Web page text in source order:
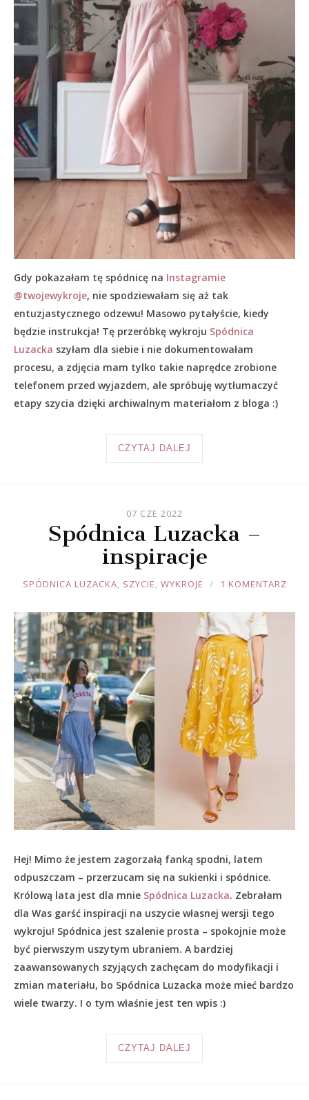
Gdy pokazałam tę spódnicę na Instagramie
@twojewykroje, nie spodziewałam się aż tak
entuzjastycznego odzewu! Masowo pytałyście, kiedy
będzie instrukcja! Tę przeróbkę wykroju Spódnica
Luzacka szyłam dla siebie i nie dokumentowałam
procesu, a zdjęcia mam tylko takie naprędce zrobione
telefonem przed wyjazdem, ale spróbuję wytłumaczyć
etapy szycia dzięki archiwalnym materiałom z bloga :)
CZYTAJ DALEJ
07 CZE 2022
Spódnica Luzacka –
inspiracje
JOULE
SPÓDNICA LUZACKA, SZYCIE, WYKROJE 1 KOMENTARZ
Hej! Mimo że jestem zagorzałą fanką spodni, latem
odpuszczam – przerzucam się na sukienki i spódnice.
Królową lata jest dla mnie Spódnica Luzacka. Zebrałam
dla Was garść inspiracji na uszycie własnej wersji tego
wykroju! Spódnica jest szalenie prosta – spokojnie może
być pierwszym uszytym ubraniem. A bardziej
zaawansowanych szyjących zachęcam do modyfikacji i
zmian materiału, bo Spódnica Luzacka może mieć bardzo
wiele twarzy. I o tym właśnie jest ten wpis :)
CZYTAJ DALEJ